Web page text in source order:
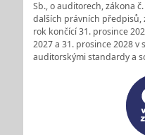
Sb., o auditorech, zákona
dalších právních předpisů,
rok končící 31. prosince
2027 a 31. prosince 2028
auditorskými standardy a